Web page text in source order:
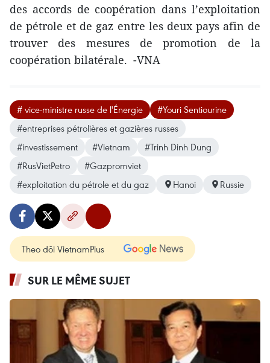
des accords de coopération dans l’exploitation
de pétrole et de gaz entre les deux pays afin de
trouver des mesures ​de promotion de la
coopération bilatérale. -VNA
# vice-ministre russe de l'Énergie
#Youri Sentiourine
#entreprises pétrolières et gazières russes
#investissement
#Vietnam
#Trinh Dinh Dung
#RusVietPetro
#Gazpromviet
#exploitation du pétrole et du gaz
Hanoi Russie
Theo dõi VietnamPlus
SUR LE MÊME SUJET